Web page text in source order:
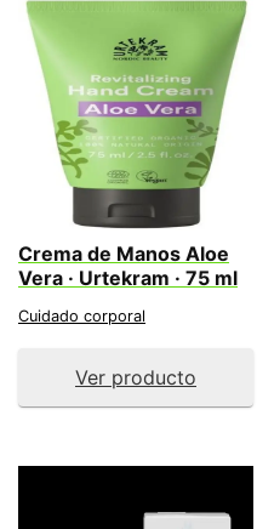
Crema de Manos Aloe
Vera · Urtekram · 75 ml
Cuidado corporal
Ver producto